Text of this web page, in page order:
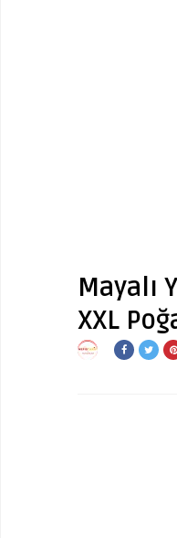
Mayalı
XXL